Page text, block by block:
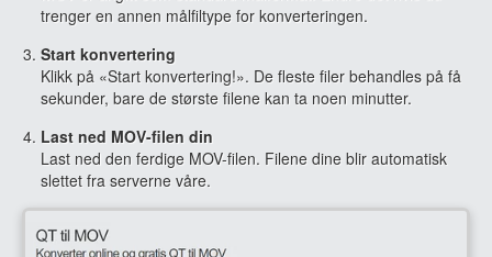
trenger en annen målfiltype for konverteringen.
Start konvertering
Klikk på «Start konvertering!». De fleste filer behandles på få
sekunder, bare de største filene kan ta noen minutter.
Last ned MOV-filen din
Last ned den ferdige MOV-filen. Filene dine blir automatisk
slettet fra serverne våre.